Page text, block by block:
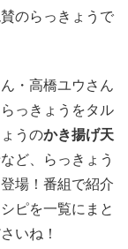
のらっきょうで
・高橋ユウさん
っきょうをタル
ょうのかき揚げ天
など、らっきょう
場！番組で紹介
ピを一覧にまと
いね！